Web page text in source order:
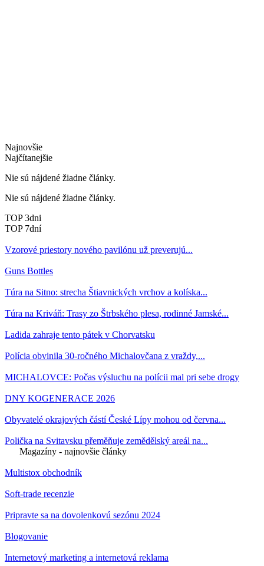
Najnovšie
Najčítanejšie
Nie sú nájdené žiadne články.
Nie sú nájdené žiadne články.
TOP 3dni
TOP 7dní
Vzorové priestory nového pavilónu už preverujú...
Guns Bottles
Túra na Sitno: strecha Štiavnických vrchov a kolíska...
Túra na Kriváň: Trasy zo Štrbského plesa, rodinné Jamské...
Ladida zahraje tento pátek v Chorvatsku
Polícia obvinila 30-ročného Michalovčana z vraždy,...
MICHALOVCE: Počas výsluchu na polícii mal pri sebe drogy
DNY KOGENERACE 2026
Obyvatelé okrajových částí České Lípy mohou od června...
Polička na Svitavsku přeměňuje zemědělský areál na...
Magazíny - najnovšie články
Multistox obchodník
Soft-trade recenzie
Pripravte sa na dovolenkovú sezónu 2024
Blogovanie
Internetový marketing a internetová reklama